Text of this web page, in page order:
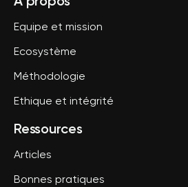
Equipe et mission
Ecosystème
Méthodologie
Ethique et intégrité
Ressources
Articles
Bonnes pratiques